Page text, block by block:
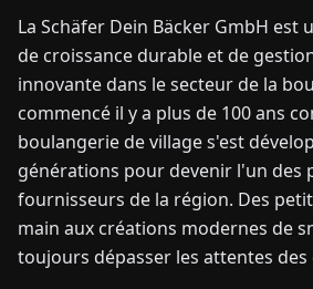
CONTACTEZ-
NOUS
La Schäfer Dein Bäcker GmbH est
de croissance durable et de
innovante dans le secteur de la
commencé il y a plus de 100 ans
boulangerie de village s'est
générations pour devenir l'un des
fournisseurs de la région. Des
main aux créations modernes de
toujours dépasser les attentes des